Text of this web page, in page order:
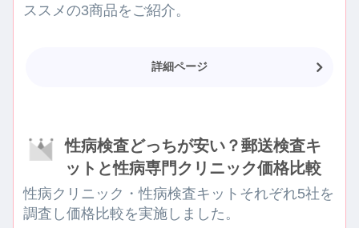
ススメの3商品をご紹介。
詳細ページ
性病検査どっちが安い？郵送検査キ
ットと性病専門クリニック価格比較
性病クリニック・性病検査キットそれぞれ5社を
調査し価格比較を実施しました。